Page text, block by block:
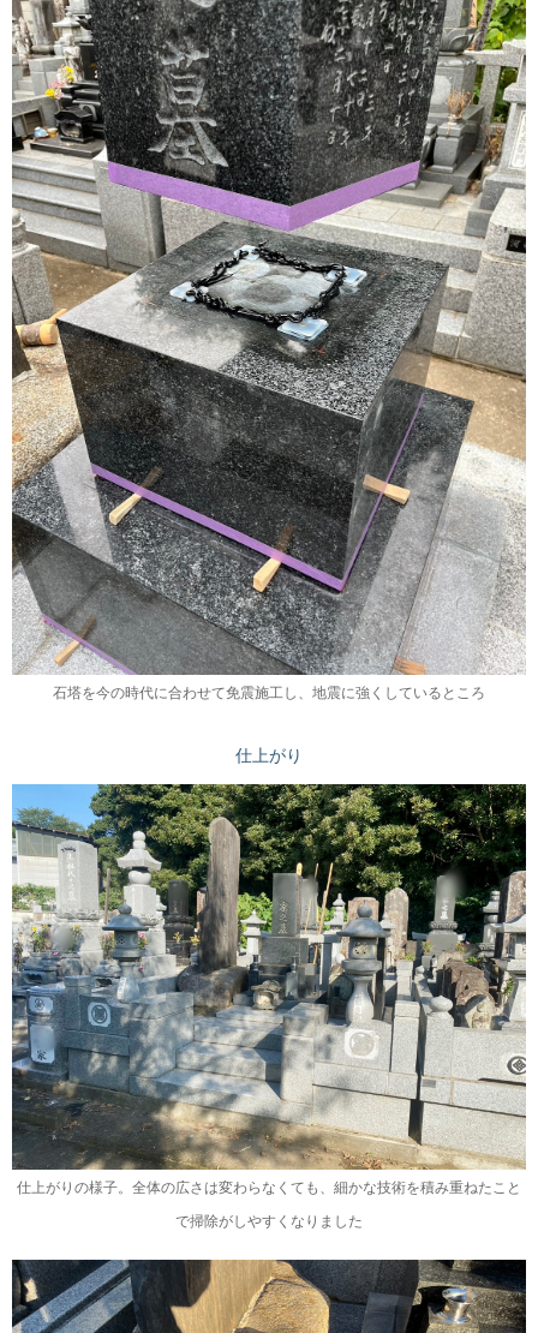
石塔を今の時代に合わせて免震施工し、地震に強くしているところ
仕上がり
仕上がりの様子。全体の広さは変わらなくても、細かな技術を積み重ねたこと
で掃除がしやすくなりました